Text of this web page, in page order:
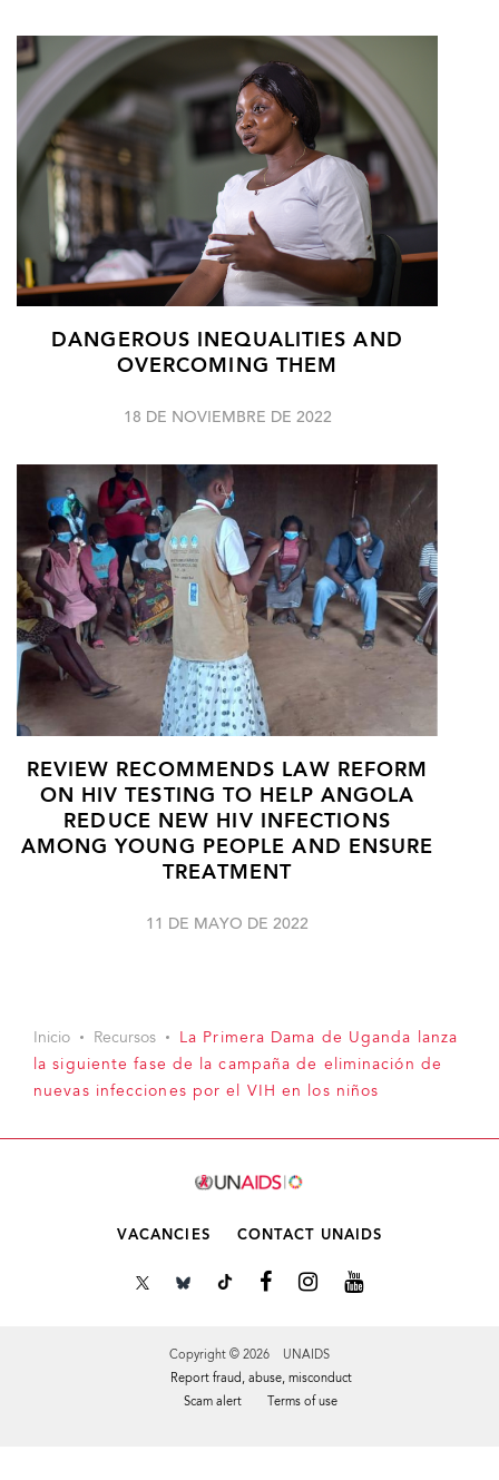
DANGEROUS INEQUALITIES AND
OVERCOMING THEM
18 DE NOVIEMBRE DE 2022
REVIEW RECOMMENDS LAW REFORM
ON HIV TESTING TO HELP ANGOLA
REDUCE NEW HIV INFECTIONS
AMONG YOUNG PEOPLE AND ENSURE
TREATMENT
11 DE MAYO DE 2022
Inicio Recursos
La Primera Dama de Uganda lanza
la siguiente fase de la campaña de eliminación de
nuevas infecciones por el VIH en los niños
VACANCIES CONTACT UNAIDS
Copyright © 2026 UNAIDS
Report fraud, abuse, misconduct
Scam alert
Terms of use